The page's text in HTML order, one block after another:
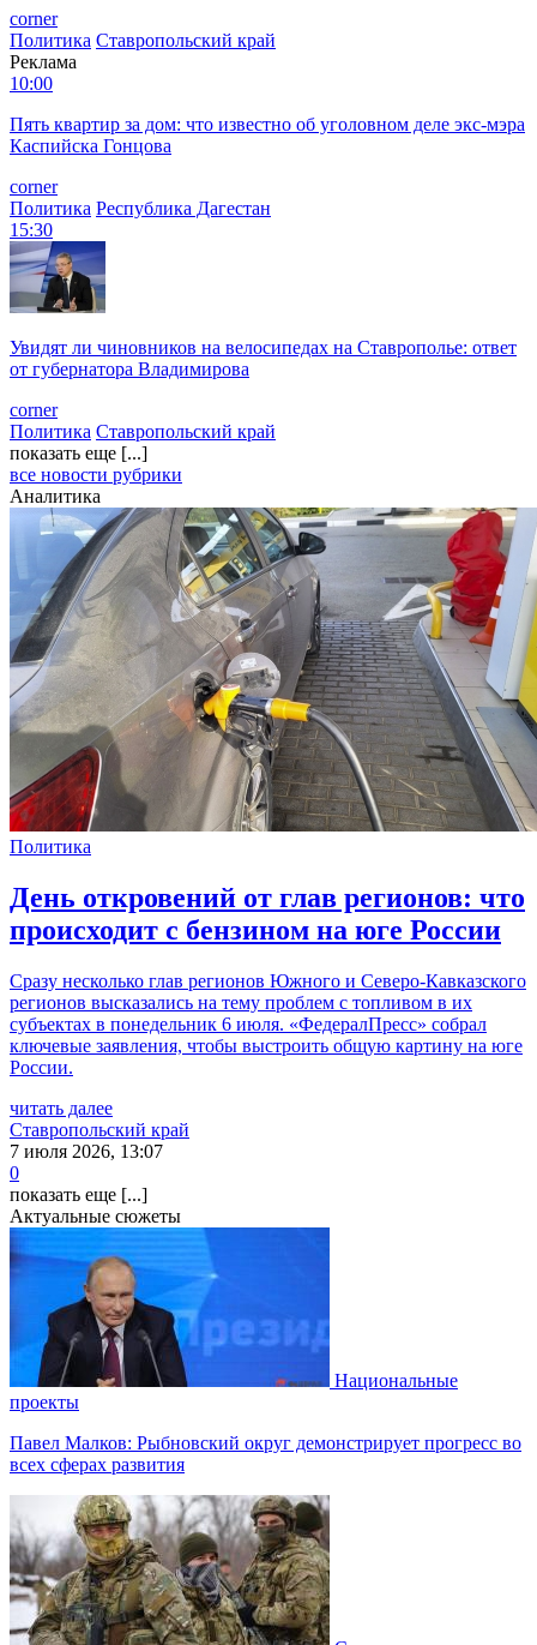
corner
Политика Ставропольский край
Реклама
10:00
Пять квартир за дом: что известно об уголовном деле экс-мэра
Каспийска Гонцова
corner
Политика Республика Дагестан
15:30
Увидят ли чиновников на велосипедах на Ставрополье: ответ
от губернатора Владимирова
corner
Политика Ставропольский край
показать еще [...]
все новости рубрики
Аналитика
Политика
День откровений от глав регионов: что
происходит с бензином на юге России
Сразу несколько глав регионов Южного и Северо-Кавказского
регионов высказались на тему проблем с топливом в их
субъектах в понедельник 6 июля. «ФедералПресс» собрал
ключевые заявления, чтобы выстроить общую картину на юге
России.
читать далее
Ставропольский край
7 июля 2026, 13:07
0
показать еще [...]
Актуальные сюжеты
Национальные
проекты
Павел Малков: Рыбновский округ демонстрирует прогресс во
всех сферах развития